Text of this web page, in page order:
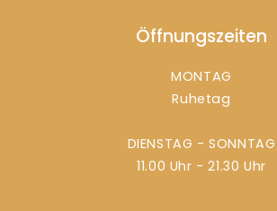
Öffnungszeiten
MONTAG
Ruhetag
DIENSTAG - SONNTAG
11.00 Uhr - 21.30 Uhr